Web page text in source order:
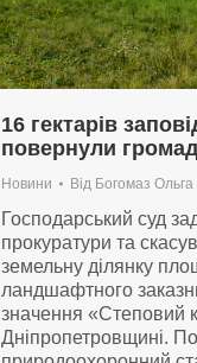
16 гектарів
повернули
Новини Від Богомаз Ольга
Господарський суд
прокуратури та
земельну ділянку
ландшафтного
значення «Степовий
Дніпропетровщині.